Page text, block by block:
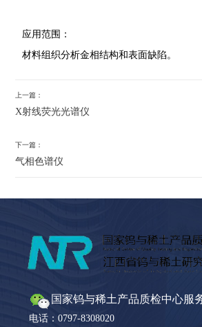
应用范围：
材料组织分析金相结构和表面缺陷 。
上一篇：
X射线荧光光谱仪
下一篇：
气相色谱仪
国家钨与稀土产品质检中心服
电话：0797-8308020